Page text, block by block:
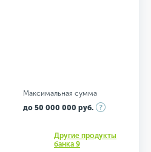
Максимальная сумма
до 50 000 000 руб.
Другие продукты
банка 9